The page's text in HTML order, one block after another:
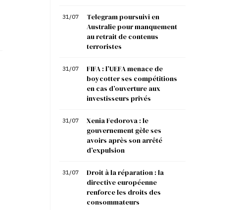
31/07
Telegram poursuivi en
Australie pour manquement
au retrait de contenus
terroristes
31/07
FIFA : l’UEFA menace de
boycotter ses compétitions
en cas d’ouverture aux
investisseurs privés
31/07
Xenia Fedorova : le
gouvernement gèle ses
avoirs après son arrêté
d’expulsion
31/07
Droit à la réparation : la
directive européenne
renforce les droits des
consommateurs